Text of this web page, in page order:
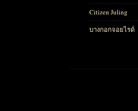
Citizen Juling
บางกอกจอยไรด์